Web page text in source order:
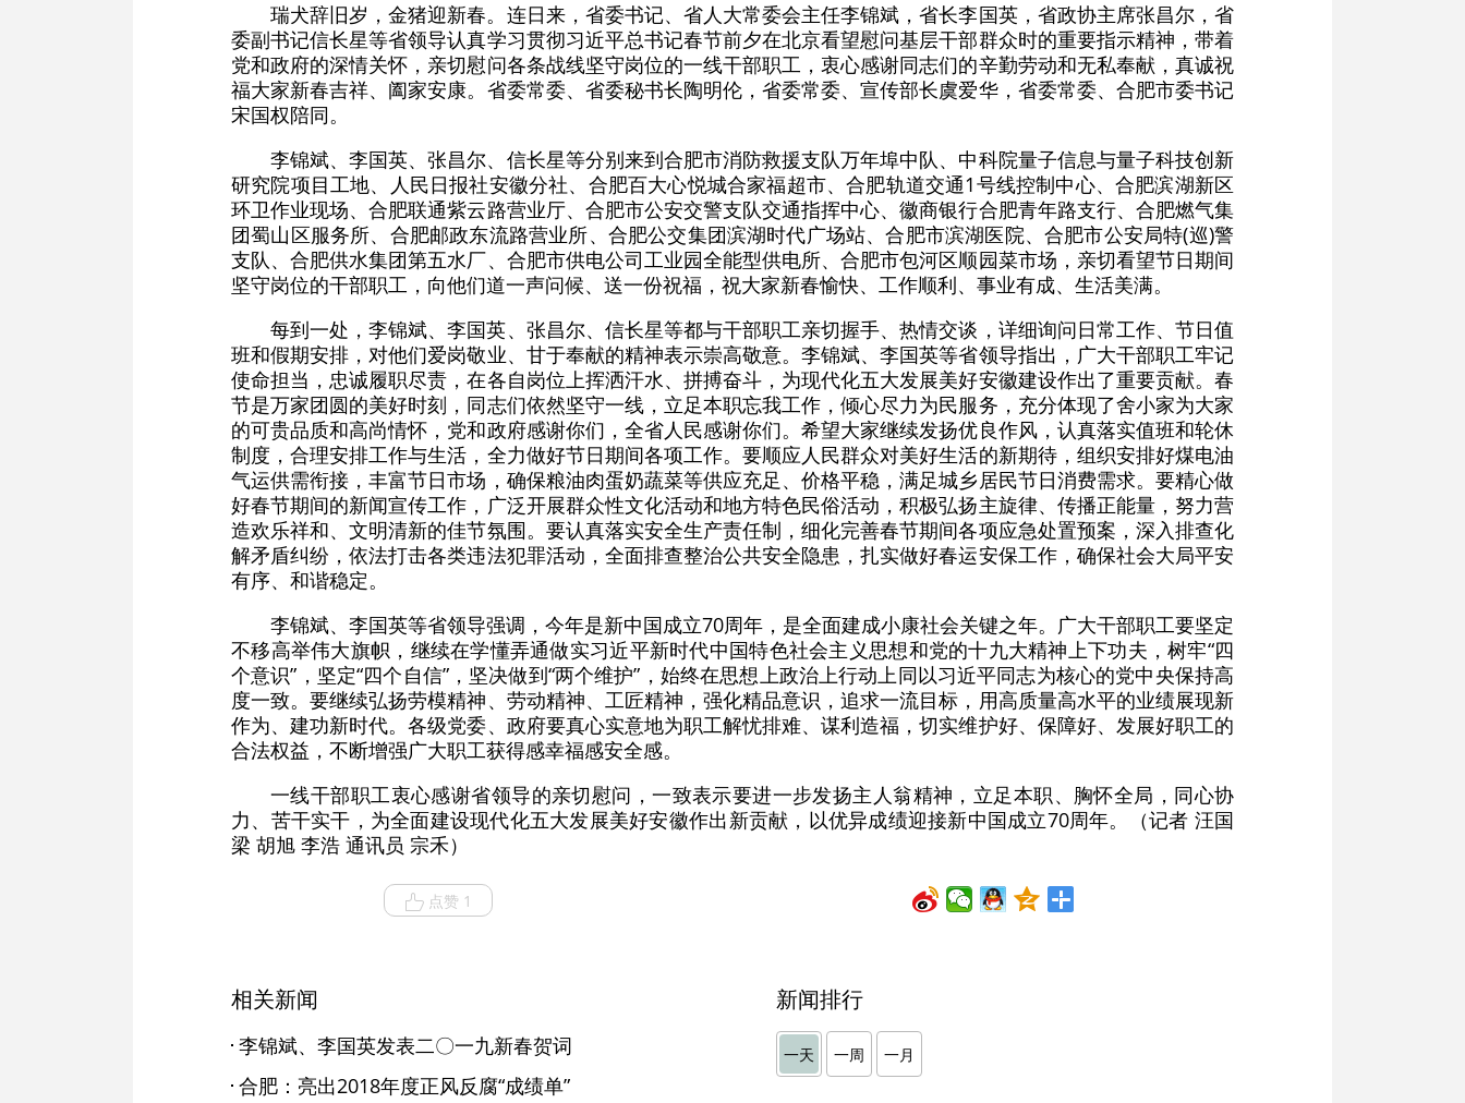
瑞犬辞旧岁，金猪迎新春。连日来，省委书记、省人大常委会主任李锦斌，省长李国英，省政协主席张昌尔，省
委副书记信长星等省领导认真学习贯彻习近平总书记春节前夕在北京看望慰问基层干部群众时的重要指示精神，带着
党和政府的深情关怀，亲切慰问各条战线坚守岗位的一线干部职工，衷心感谢同志们的辛勤劳动和无私奉献，真诚祝
福大家新春吉祥、阖家安康。省委常委、省委秘书长陶明伦，省委常委、宣传部长虞爱华，省委常委、合肥市委书记
宋国权陪同。
李锦斌、李国英、张昌尔、信长星等分别来到合肥市消防救援支队万年埠中队、中科院量子信息与量子科技创新
研究院项目工地、人民日报社安徽分社、合肥百大心悦城合家福超市、合肥轨道交通1号线控制中心、合肥滨湖新区
环卫作业现场、合肥联通紫云路营业厅、合肥市公安交警支队交通指挥中心、徽商银行合肥青年路支行、合肥燃气集
团蜀山区服务所、合肥邮政东流路营业所、合肥公交集团滨湖时代广场站、合肥市滨湖医院、合肥市公安局特(巡)警
支队、合肥供水集团第五水厂、合肥市供电公司工业园全能型供电所、合肥市包河区顺园菜市场，亲切看望节日期间
坚守岗位的干部职工，向他们道一声问候、送一份祝福，祝大家新春愉快、工作顺利、事业有成、生活美满。
每到一处，李锦斌、李国英、张昌尔、信长星等都与干部职工亲切握手、热情交谈，详细询问日常工作、节日值
班和假期安排，对他们爱岗敬业、甘于奉献的精神表示崇高敬意。李锦斌、李国英等省领导指出，广大干部职工牢记
使命担当，忠诚履职尽责，在各自岗位上挥洒汗水、拼搏奋斗，为现代化五大发展美好安徽建设作出了重要贡献。春
节是万家团圆的美好时刻，同志们依然坚守一线，立足本职忘我工作，倾心尽力为民服务，充分体现了舍小家为大家
的可贵品质和高尚情怀，党和政府感谢你们，全省人民感谢你们。希望大家继续发扬优良作风，认真落实值班和轮休
制度，合理安排工作与生活，全力做好节日期间各项工作。要顺应人民群众对美好生活的新期待，组织安排好煤电油
气运供需衔接，丰富节日市场，确保粮油肉蛋奶蔬菜等供应充足、价格平稳，满足城乡居民节日消费需求。要精心做
好春节期间的新闻宣传工作，广泛开展群众性文化活动和地方特色民俗活动，积极弘扬主旋律、传播正能量，努力营
造欢乐祥和、文明清新的佳节氛围。要认真落实安全生产责任制，细化完善春节期间各项应急处置预案，深入排查化
解矛盾纠纷，依法打击各类违法犯罪活动，全面排查整治公共安全隐患，扎实做好春运安保工作，确保社会大局平安
有序、和谐稳定。
李锦斌、李国英等省领导强调，今年是新中国成立70周年，是全面建成小康社会关键之年。广大干部职工要坚定
不移高举伟大旗帜，继续在学懂弄通做实习近平新时代中国特色社会主义思想和党的十九大精神上下功夫，树牢“四
个意识”，坚定“四个自信”，坚决做到“两个维护”，始终在思想上政治上行动上同以习近平同志为核心的党中央保持高
度一致。要继续弘扬劳模精神、劳动精神、工匠精神，强化精品意识，追求一流目标，用高质量高水平的业绩展现新
作为、建功新时代。各级党委、政府要真心实意地为职工解忧排难、谋利造福，切实维护好、保障好、发展好职工的
合法权益，不断增强广大职工获得感幸福感安全感。
一线干部职工衷心感谢省领导的亲切慰问，一致表示要进一步发扬主人翁精神，立足本职、胸怀全局，同心协
力、苦干实干，为全面建设现代化五大发展美好安徽作出新贡献，以优异成绩迎接新中国成立70周年。（记者 汪国
梁 胡旭 李浩 通讯员 宗禾）
点赞 1
相关新闻
李锦斌、李国英发表二〇一九新春贺词
合肥：亮出2018年度正风反腐“成绩单”
新闻排行
一天 一周 一月